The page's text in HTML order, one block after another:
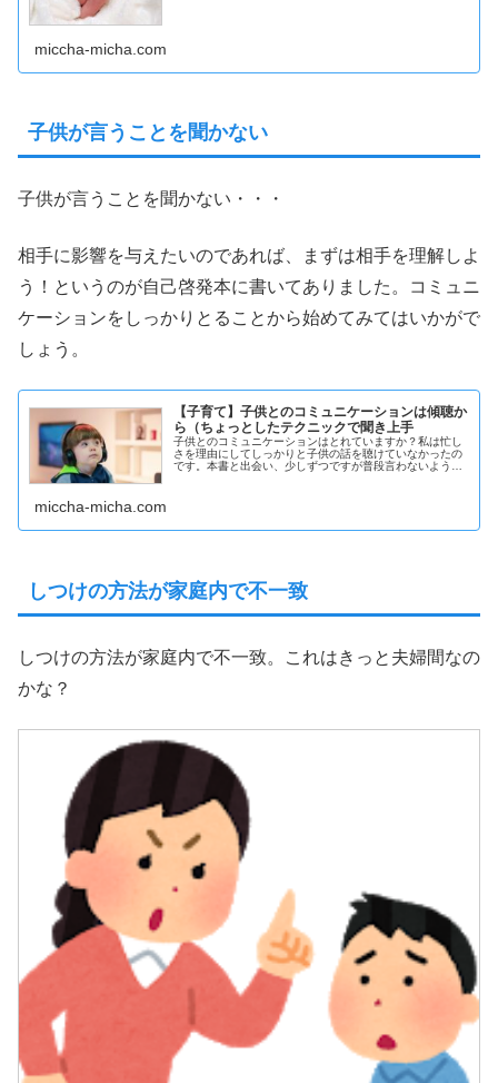
miccha-micha.com
子供が言うことを聞かない
子供が言うことを聞かない・・・
相手に影響を与えたいのであれば、まずは相手を理解しよ
う！というのが自己啓発本に書いてありました。コミュニ
ケーションをしっかりとることから始めてみてはいかがで
しょう。
【子育て】子供とのコミュニケーションは傾聴か
ら（ちょっとしたテクニックで聞き上手
子供とのコミュニケーションはとれていますか？私は忙し
さを理由にしてしっかりと子供の話を聴けていなかったの
です。本書と出会い、少しずつですが普段言わないような
miccha-micha.com
しつけの方法が家庭内で不一致
しつけの方法が家庭内で不一致。これはきっと夫婦間なの
かな？